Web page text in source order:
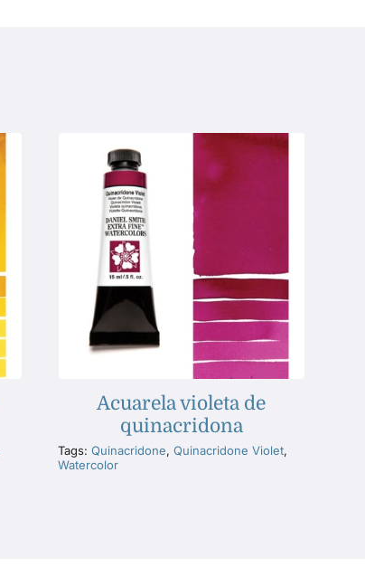
Acuarela violeta de
quinacridona
Tags:Quinacridone,Quinacridone Violet,
Watercolor